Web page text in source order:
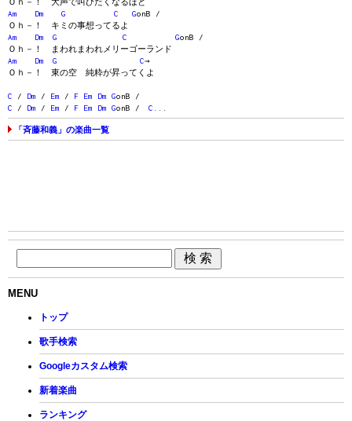
Am
Dm G C GonB /
Ｏｈ－！ キミの事想ってるよ
Am
Dm G C GonB /
Ｏｈ－！ まわれまわれメリーゴーランド
Am
Dm G C→
Ｏｈ－！ 東の空 純粋が昇ってくよ
C / Dm / Em / F Em Dm GonB /
C / Dm / Em / F Em Dm GonB / C
「斉藤和義」の楽曲一覧
MENU
トップ
歌手検索
Googleカスタム検索
新着楽曲
ランキング